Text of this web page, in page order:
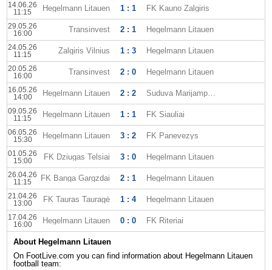
14.06.26
11:15
Hegelmann Litauen 1 : 1 FK Kauno Zalgiris
29.05.26
16:00
Transinvest 2 : 1 Hegelmann Litauen
24.05.26
11:15
Zalgiris Vilnius 1 : 3 Hegelmann Litauen
20.05.26
16:00
Transinvest 2 : 0 Hegelmann Litauen
16.05.26
14:00
Hegelmann Litauen 2 : 2 Suduva Marijampole
09.05.26
11:15
Hegelmann Litauen 1 : 1 FK Siauliai
06.05.26
15:30
Hegelmann Litauen 3 : 2 FK Panevezys
01.05.26
15:00
FK Dziugas Telsiai 3 : 0 Hegelmann Litauen
26.04.26
11:15
FK Banga Gargzdai 2 : 1 Hegelmann Litauen
21.04.26
13:00
FK Tauras Tauragė 1 : 4 Hegelmann Litauen
17.04.26
16:00
Hegelmann Litauen 0 : 0 FK Riteriai
About Hegelmann Litauen
On FootLive.com you can find information about Hegelmann Litauen
football team: